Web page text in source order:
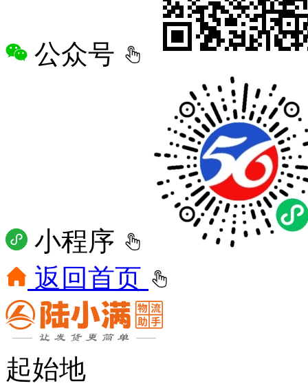
公众号
小程序
返回首页
起始地